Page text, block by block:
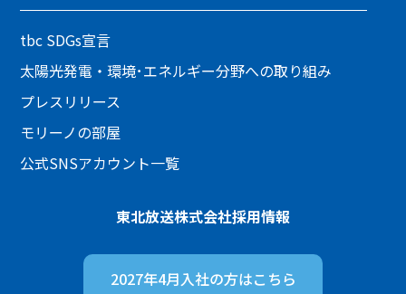
tbc SDGs宣言
太陽光発電・環境･エネルギー分野への取り組み
プレスリリース
モリーノの部屋
公式SNSアカウント一覧
東北放送株式会社採用情報
2027年4月入社の方はこちら